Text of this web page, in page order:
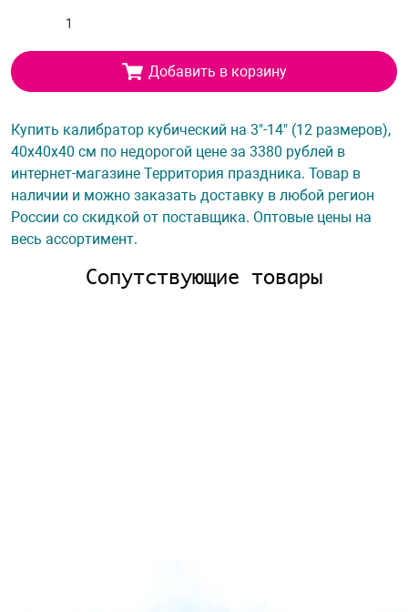
Добавить в корзину
Купить калибратор кубический на 3"-14" (12 размеров),
40х40х40 см по недорогой цене за 3380 рублей в
интернет-магазине Территория праздника. Товар в
наличии и можно заказать доставку в любой регион
России со скидкой от поставщика. Оптовые цены на
весь ассортимент.
Сопутствующие товары